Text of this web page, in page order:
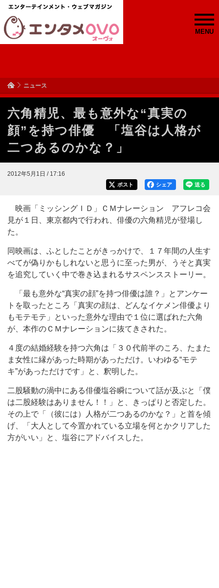
MENU
ニュース
六角精児、最も意外な“真実の
顔”を持つ俳優 「塩谷は人格が
二つあるのかな？」
2012年5月1日 / 17:16
送る
シェア
ポスト
映画「ミッシングＩＤ」ＣＭナレーション アフレコ会
見が１日、東京都内で行われ、俳優の六角精児が登場し
た。
同映画は、ふとしたことがきっかけで、１７年間の人生す
べてが偽りかもしれないと思うに至った男が、うそと真実
を追究していく中で巻き込まれるサスペンスストーリー。
「最も意外な“真実の顔”を持つ俳優は誰？」とアンケー
トを取ったところ「真実の顔は、どんなイケメン俳優より
もモテモテ」といった意外な理由で１位に選ばれた六角
が、本作のＣＭナレーションに抜てきされた。
４度の結婚経験を持つ六角は「３０代前半のころ、たまた
ま女性に縁があった時期があっただけ。いわゆる“モテ
キ”があっただけです」と、釈明した。
二股騒動の渦中にある俳優塩谷瞬について話が及ぶと「僕
は二股経験はありません！！」と、きっぱりと否定した。
その上で「（彼には）人格が二つあるのかな？」と首を傾
げ、「大人として今置かれている立場を何とかクリアした
方がいい」と、塩谷にアドバイスした。